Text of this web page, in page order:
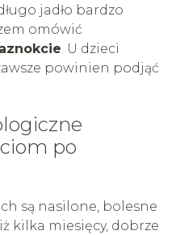
jadło bardzo
omówić
. U dzieci
powinien podjąć
po
są nasilone, bolesne
kilka miesięcy, dobrze